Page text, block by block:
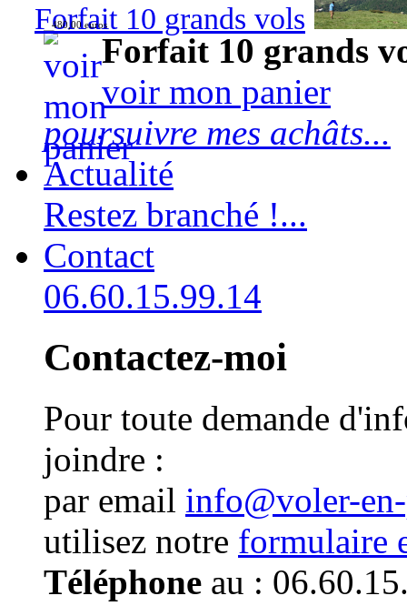
Forfait 10 grands vols
480,00 euros
Forfait 10 grands
voir mon panier
poursuivre mes achâts...
Actualité
Restez branché !...
Contact
06.60.15.99.14
Contactez-moi
Pour toute demande
joindre :
par email info@voler-
utilisez notre formulaire
Téléphone au :